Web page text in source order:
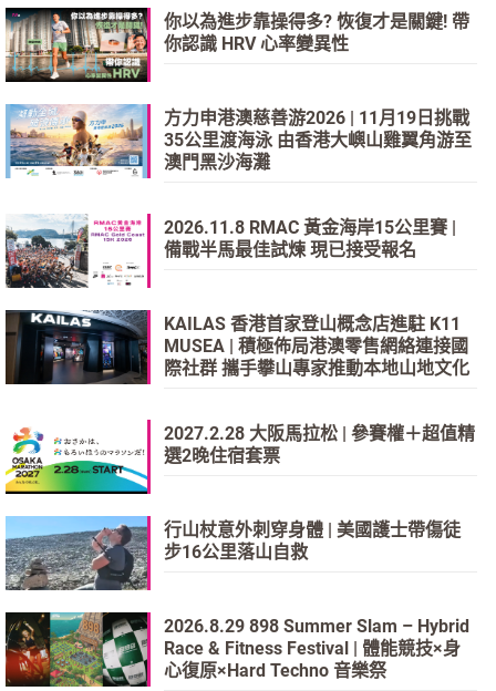
你以為進步靠操得多? 恢復才是關鍵! 帶
你認識 HRV 心率變異性
方力申港澳慈善游2026 | 11月19日挑戰
35公里渡海泳 由香港大嶼山雞翼角游至
澳門黑沙海灘
2026.11.8 RMAC 黃金海岸15公里賽 |
備戰半馬最佳試煉 現已接受報名
KAILAS 香港首家登山概念店進駐 K11
MUSEA | 積極佈局港澳零售網絡連接國
際社群 攜手攀山專家推動本地山地文化
2027.2.28 大阪馬拉松 | 參賽權＋超值精
選2晚住宿套票
行山杖意外刺穿身體 | 美國護士帶傷徒
步16公里落山自救
2026.8.29 898 Summer Slam – Hybrid
Race & Fitness Festival | 體能競技×身
心復原×Hard Techno 音樂祭